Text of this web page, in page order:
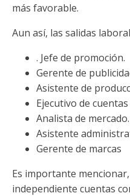
más favorable.
Aun así, las salidas
. Jefe de promoción.
Gerente de
Asistente de
Ejecutivo de
Analista de mercado.
Asistente
Gerente de marcas
Es importante
independiente cuentas